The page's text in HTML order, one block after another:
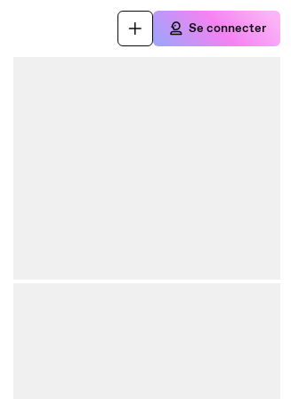
Se connecter